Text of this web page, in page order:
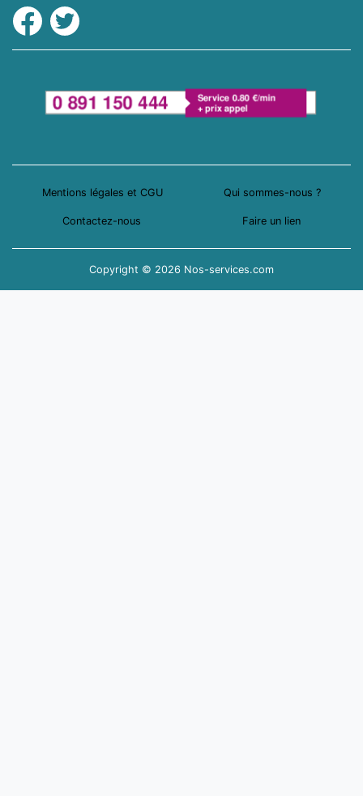
Facebook
Twitter
Mentions légales et CGU Qui sommes-nous ?
Contactez-nous Faire un lien
Copyright © 2026 Nos-services.com